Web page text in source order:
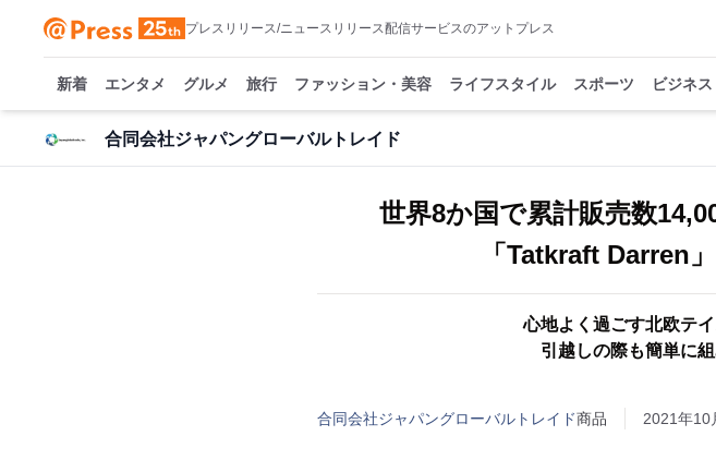
プレスリリース/ニュースリリース配信サービスのアットプレス
新着 エンタメ グルメ 旅行 ファッション・美容 ライフスタイル スポーツ ビジネス
合同会社ジャパングローバルトレイド
世界8か国で累計販売数
「Tatkraft Darren
心地よく過ごす北欧テ
引越しの際も簡単に
合同会社ジャパングローバルトレイド商品 2021年10